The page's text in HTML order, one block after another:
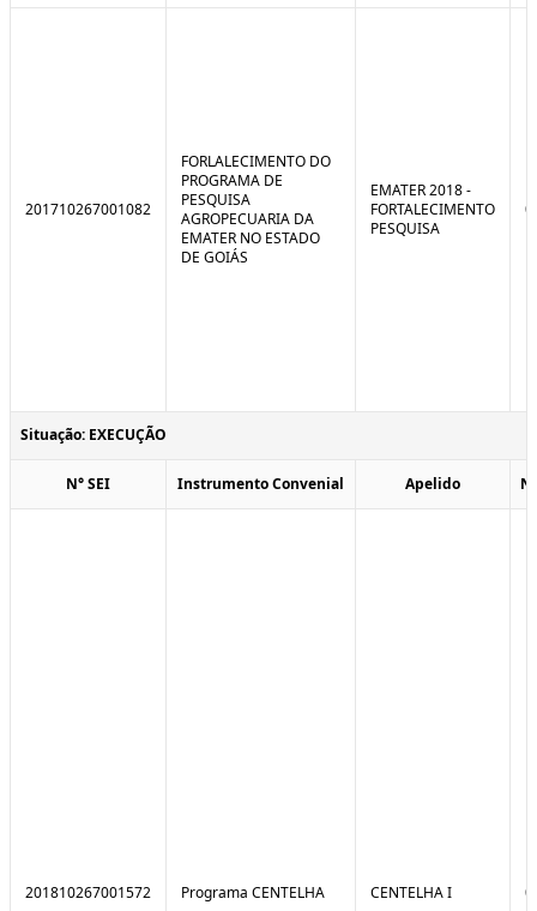
201710267001082
FORLALECIMENTO DO
PROGRAMA DE
PESQUISA
AGROPECUARIA DA
EMATER NO ESTADO
DE GOIÁS
EMATER 2018 -
FORTALECIMENTO
PESQUISA
Situação: EXECUÇÃO
N° SEI Instrumento Convenial Apelido
201810267001572 Programa CENTELHA CENTELHA I